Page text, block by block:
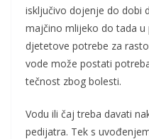
isključivo dojenje do dobi
majčino mlijeko do tada
djetetove potrebe za
vode može postati
tečnost zbog bolesti.
Vodu ili čaj treba davati
pedijatra. Tek s